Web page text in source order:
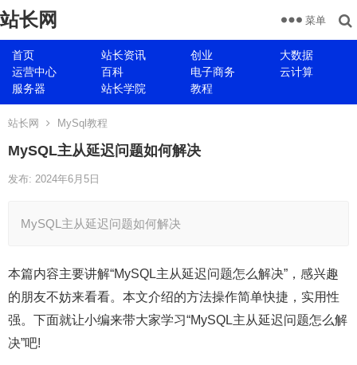
站长网
首页 站长资讯 创业
大数据
运营中心
百科 电子商务
云计算
服务器
站长学院 教程
菜单
站长网 MySql教程
MySQL主从延迟问题如何解决
发布: 2024年6月5日
MySQL主从延迟问题如何解决
本篇内容主要讲解“MySQL主从延迟问题怎么解决”，感兴趣
的朋友不妨来看看。本文介绍的方法操作简单快捷，实用性
强。下面就让小编来带大家学习“MySQL主从延迟问题怎么解
决”吧!